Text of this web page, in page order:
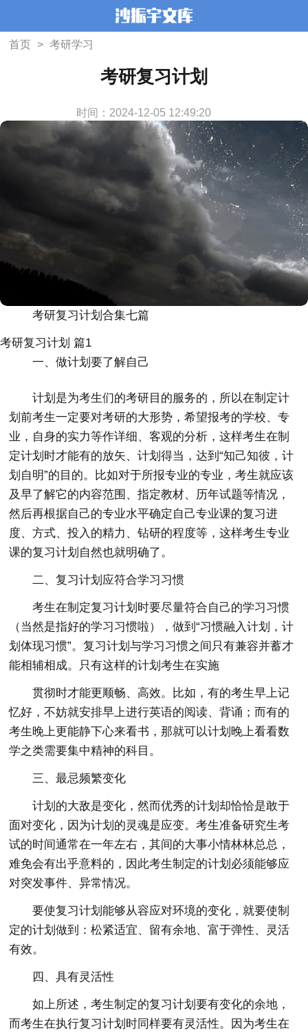
首页 > 考研学习
考研复习计划
时间：2024-12-05 12:49:20
考研复习计划合集七篇
考研复习计划 篇1
一、做计划要了解自己
计划是为考生们的考研目的服务的，所以在制定计
划前考生一定要对考研的大形势，希望报考的学校、专
业，自身的实力等作详细、客观的分析，这样考生在制
定计划时才能有的放矢、计划得当，达到“知己知彼，计
划自明”的目的。比如对于所报专业的专业，考生就应该
及早了解它的内容范围、指定教材、历年试题等情况，
然后再根据自己的专业水平确定自己专业课的复习进
度、方式、投入的精力、钻研的程度等，这样考生专业
课的复习计划自然也就明确了。
二、复习计划应符合学习习惯
考生在制定复习计划时要尽量符合自己的学习习惯
（当然是指好的学习习惯啦），做到“习惯融入计划，计
划体现习惯”。复习计划与学习习惯之间只有兼容并蓄才
能相辅相成。只有这样的计划考生在实施
贯彻时才能更顺畅、高效。比如，有的考生早上记
忆好，不妨就安排早上进行英语的阅读、背诵；而有的
考生晚上更能静下心来看书，那就可以计划晚上看看数
学之类需要集中精神的科目。
三、最忌频繁变化
计划的大敌是变化，然而优秀的计划却恰恰是敢于
面对变化，因为计划的灵魂是应变。考生准备研究生考
试的时间通常在一年左右，其间的大事小情林林总总，
难免会有出乎意料的，因此考生制定的计划必须能够应
对突发事件、异常情况。
要使复习计划能够从容应对环境的变化，就要使制
定的计划做到：松紧适宜、留有余地、富于弹性、灵活
有效。
四、具有灵活性
如上所述，考生制定的复习计划要有变化的余地，
而考生在执行复习计划时同样要有灵活性。因为考生在